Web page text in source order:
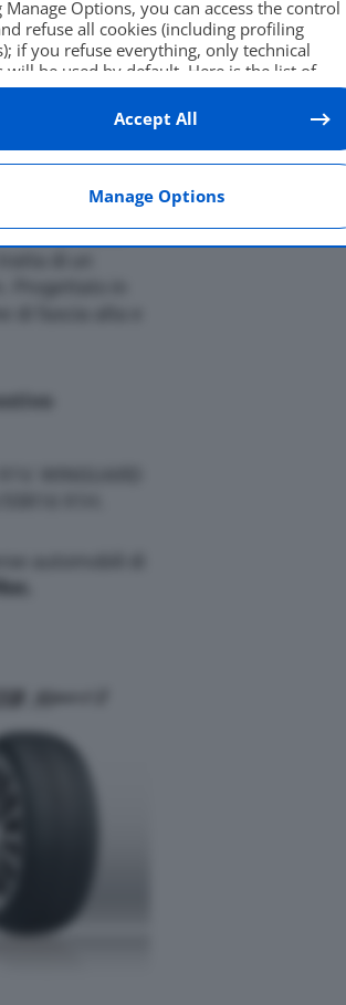
S è primo
“Sidewall
e una
sviluppato per
superfici
costanti
frenata. Sia in
Manage Options, you can access the control
refuse all cookies (including profiling
if you refuse everything, only technical
will be used by default. Here is the list of
. Cookie consent will be stored and applied
the other websites of Editoriale Nazionale and
By expressing your choice on this
will therefore not be asked again on other
Nazionale websites that use the same
management platform (CMP). You can still
withdraw your choice at any time through
Manage Options
Accept All